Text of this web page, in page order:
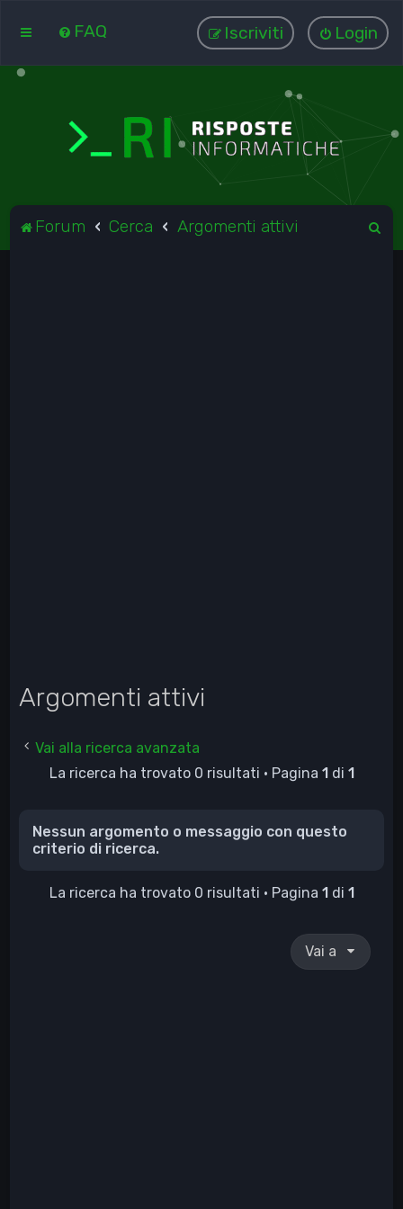
FAQ Login
Iscriviti
Forum Cerca Argomenti attivi
Argomenti attivi
Vai alla ricerca avanzata
La ricerca ha trovato 0 risultati • Pagina 1 di 1
Nessun argomento o messaggio con questo
criterio di ricerca.
La ricerca ha trovato 0 risultati • Pagina 1 di 1
Vai a